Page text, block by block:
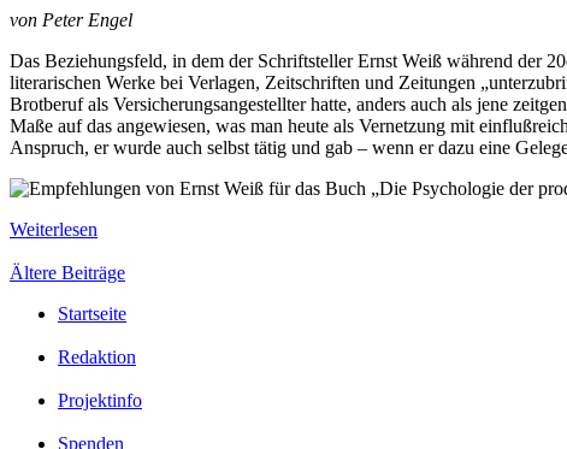
von Peter Engel
Das Beziehungsfeld, in dem der Schriftsteller Ernst Weiß während der
literarischen Werke bei Verlagen, Zeitschriften und Zeitungen
Brotberuf als Versicherungsangestellter hatte, anders auch als jene
Maße auf das angewiesen, was man heute als Vernetzung mit
Anspruch, er wurde auch selbst tätig und gab – wenn er dazu eine
Weiterlesen
Ältere Beiträge
Startseite
Redaktion
Projektinfo
Spenden